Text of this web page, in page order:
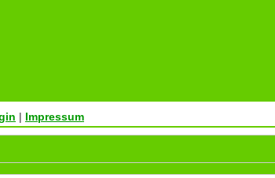
| Impressum